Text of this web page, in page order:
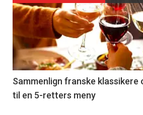
akkurat
nå
-
5
Sammenlign franske klassikere
til en 5-retters meny